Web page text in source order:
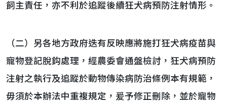
飼主責任，亦不利於追蹤後續狂犬病預防注射情形。
（二）另各地方政府迭有反映應將施打狂犬病疫苗與
寵物登記脫鈎處理，經農委會通盤檢討，狂犬病預防
注射之執行及追蹤於動物傳染病防治條例本有規範，
毋須於本辦法中重複規定，爰予修正刪除，並於寵物